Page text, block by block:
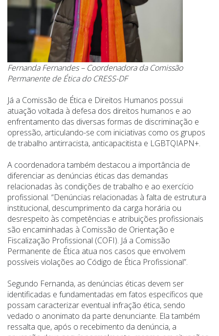
Fernanda Fernandes – Coordenadora da Comissão
Permanente de Ética do CRESS-DF
Já a Comissão de Ética e Direitos Humanos possui
atuação voltada à defesa dos direitos humanos e ao
enfrentamento das diversas formas de discriminação e
opressão, articulando-se com iniciativas como os grupos
de trabalho antirracista, anticapacitista e LGBTQIAPN+.
A coordenadora também destacou a importância de
diferenciar as denúncias éticas das demandas
relacionadas às condições de trabalho e ao exercício
profissional. “Denúncias relacionadas à falta de estrutura
institucional, descumprimento da carga horária ou
desrespeito às competências e atribuições profissionais
são encaminhadas à Comissão de Orientação e
Fiscalização Profissional (COFI). Já a Comissão
Permanente de Ética atua nos casos que envolvem
possíveis violações ao Código de Ética Profissional”.
Segundo Fernanda, as denúncias éticas devem ser
identificadas e fundamentadas em fatos específicos que
possam caracterizar eventual infração ética, sendo
vedado o anonimato da parte denunciante. Ela também
ressalta que, após o recebimento da denúncia, a